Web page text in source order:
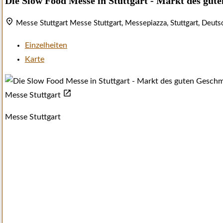
Messe Stuttgart Messe Stuttgart, Messepiazza, Stuttgart,
Einzelheiten
Karte
Messe Stuttgart
Messe Stuttgart